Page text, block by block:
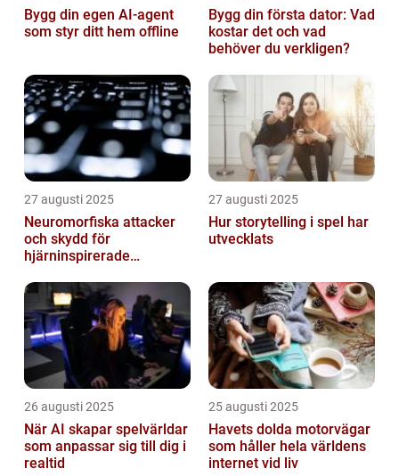
Bygg din egen AI-agent
som styr ditt hem offline
Bygg din första dator: Vad
kostar det och vad
behöver du verkligen?
27 augusti 2025
Neuromorfiska attacker
och skydd för
hjärninspirerade
27 augusti 2025
Hur storytelling i spel har
utvecklats
26 augusti 2025
När AI skapar spelvärldar
som anpassar sig till dig i
realtid
25 augusti 2025
Havets dolda motorvägar
som håller hela världens
internet vid liv